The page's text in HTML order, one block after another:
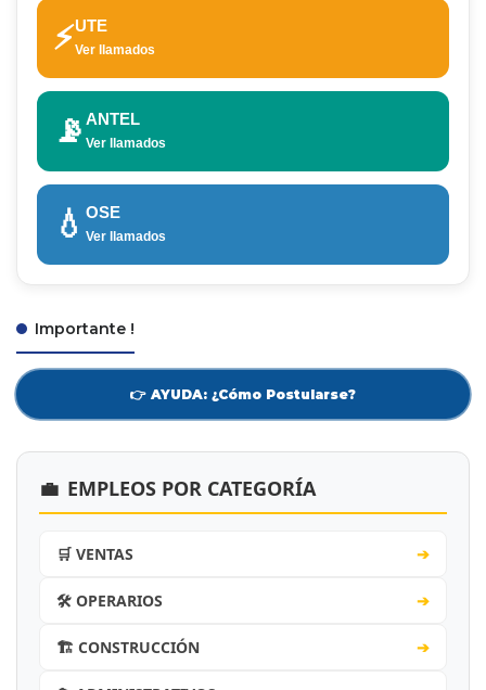
⚡UTE
Ver llamados
📡 ANTEL
Ver llamados
💧 OSE
Ver llamados
Importante !
👉 AYUDA: ¿Cómo Postularse?
💼 EMPLEOS POR CATEGORÍA
🛒 VENTAS ➔
🛠️ OPERARIOS ➔
🏗️ CONSTRUCCIÓN ➔